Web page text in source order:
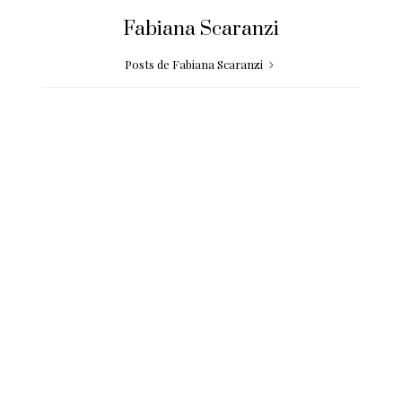
Fabiana Scaranzi
Posts de Fabiana Scaranzi